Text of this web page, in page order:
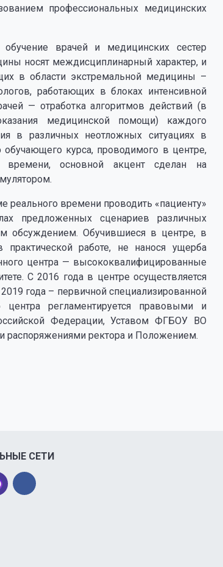
профессиональных медицинских
врачей и медицинских сестер
носят междисциплинарный характер, и
в области экстремальной медицины –
работающих в блоках интенсивной
— отработка алгоритмов действий (в
медицинской помощи) каждого
в различных неотложных ситуациях в
курса, проводимого в центре,
времени, основной акцент сделан на
реального времени проводить «пациенту»
предложенных сценариев различных
обсуждением. Обучившиеся в центре, в
работе, не нанося ущерба
центра — высококвалифицированные
С 2016 года в центре осуществляется
года – первичной специализированной
центра регламентируется правовыми и
Федерации, Уставом ФГБОУ ВО
распоряжениями ректора и Положением.
СЕТИ